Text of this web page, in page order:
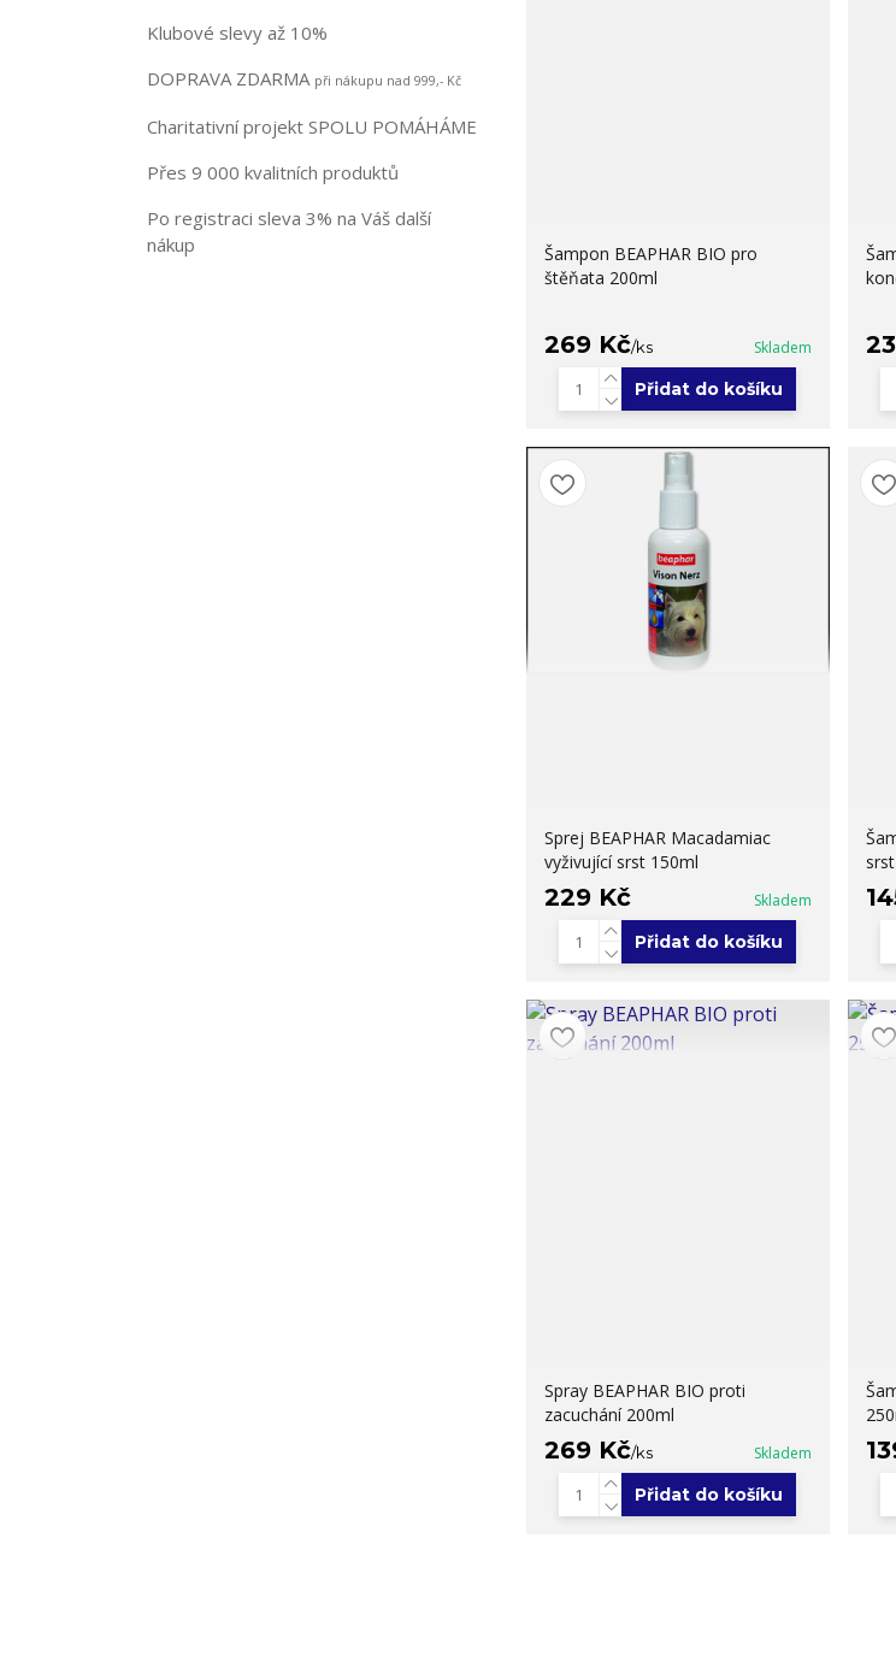
Šampon BEAPHAR BIO pro
štěňata 200ml
269 Kč/ks Skladem
Přidat do košíku
Sprej BEAPHAR Macadamiac
vyživující srst 150ml
229 Kč Skladem
Přidat do košíku
Spray BEAPHAR BIO proti
zacuchání 200ml
269 Kč/ks Skladem
Přidat do košíku
Klubové slevy až 10%
DOPRAVA ZDARMA při nákupu nad 999,- Kč
Charitativní projekt SPOLU POMÁHÁME
Přes 9 000 kvalitních produktů
Po registraci sleva 3% na Váš další
nákup